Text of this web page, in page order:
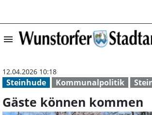
menu Gäste
Steinhude Kommunalpolitik
12.04.2026 10:18
Gäste können kommen